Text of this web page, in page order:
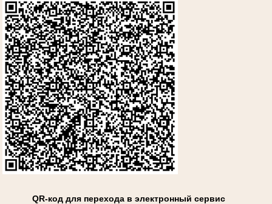
QR-код для перехода в электронный сервис